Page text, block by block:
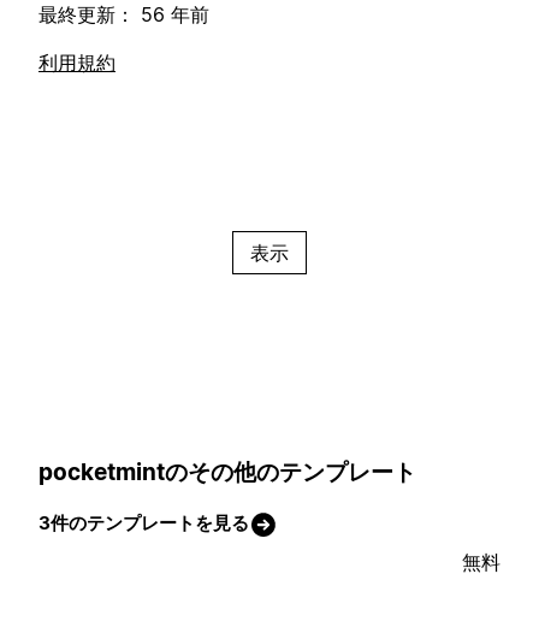
最終更新： 56 年前
利用規約
表示
pocketmintのその他のテンプレート
3件のテンプレートを見る
無料